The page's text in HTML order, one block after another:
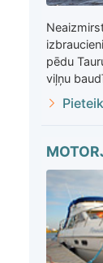
pēdu
viļņu